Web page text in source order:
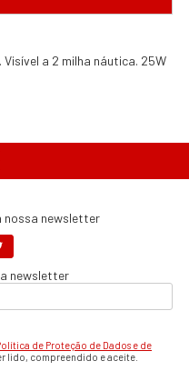
a 2 milha náutica. 25W
nossa newsletter
newsletter
de Proteção de Dados e de
lido, compreendido e aceite.